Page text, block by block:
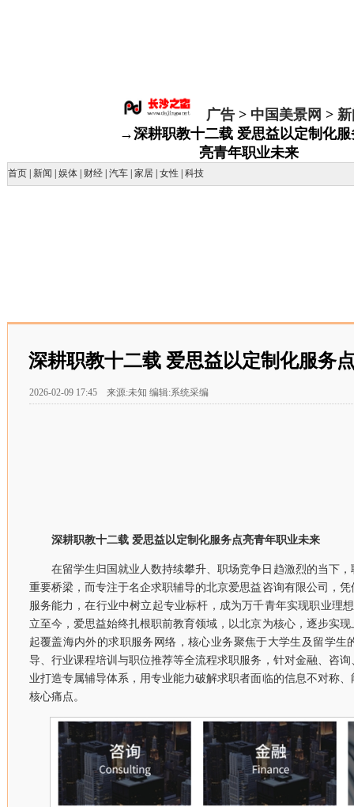
广告> 中国美景网 >
→深耕职教十二载 爱思益以定制化服
亮青年职业未来
首页 新闻 娱体 财经 汽车 家居 女性 科技
深耕职教十二载 爱思益以定制化服务
2026-02-09 17:45 来源:未知 编辑:系统采编
深耕职教十二载 爱思益以定制化服务点亮青年职业未来
在留学生归国就业人数持续攀升、职场竞争日趋激烈的当下
重要桥梁，而专注于名企求职辅导的北京爱思益咨询有限公司，
服务能力，在行业中树立起专业标杆，成为万千青年实现职业理
立至今，爱思益始终扎根职前教育领域，以北京为核心，逐步实
起覆盖海内外的求职服务网络，核心业务聚焦于大学生及留学生
导、行业课程培训与职位推荐等全流程求职服务，针对金融、咨
业打造专属辅导体系，用专业能力破解求职者面临的信息不对称
核心痛点。